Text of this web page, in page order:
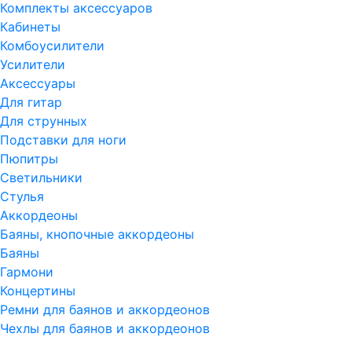
Комплекты аксессуаров
Кабинеты
Комбоусилители
Усилители
Аксессуары
Для гитар
Для струнных
Подставки для ноги
Пюпитры
Светильники
Стулья
Аккордеоны
Баяны, кнопочные аккордеоны
Баяны
Гармони
Концертины
Ремни для баянов и аккордеонов
Чехлы для баянов и аккордеонов